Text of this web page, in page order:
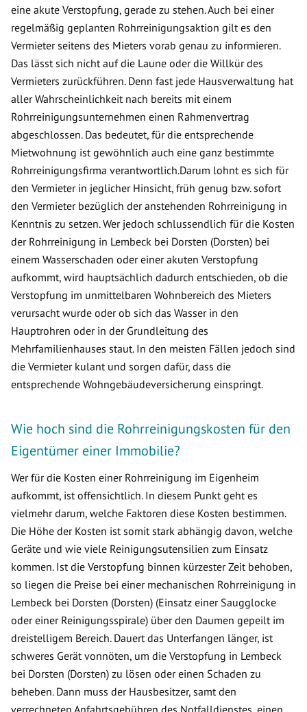
eine akute Verstopfung, gerade zu stehen. Auch bei einer
regelmäßig geplanten Rohrreinigungsaktion gilt es den
Vermieter seitens des Mieters vorab genau zu informieren.
Das lässt sich nicht auf die Laune oder die Willkür des
Vermieters zurückführen. Denn fast jede Hausverwaltung hat
aller Wahrscheinlichkeit nach bereits mit einem
Rohrreinigungsunternehmen einen Rahmenvertrag
abgeschlossen. Das bedeutet, für die entsprechende
Mietwohnung ist gewöhnlich auch eine ganz bestimmte
Rohrreinigungsfirma verantwortlich.Darum lohnt es sich für
den Vermieter in jeglicher Hinsicht, früh genug bzw. sofort
den Vermieter bezüglich der anstehenden Rohrreinigung in
Kenntnis zu setzen. Wer jedoch schlussendlich für die Kosten
der Rohrreinigung in Lembeck bei Dorsten (Dorsten) bei
einem Wasserschaden oder einer akuten Verstopfung
aufkommt, wird hauptsächlich dadurch entschieden, ob die
Verstopfung im unmittelbaren Wohnbereich des Mieters
verursacht wurde oder ob sich das Wasser in den
Hauptrohren oder in der Grundleitung des
Mehrfamilienhauses staut. In den meisten Fällen jedoch sind
die Vermieter kulant und sorgen dafür, dass die
entsprechende Wohngebäudeversicherung einspringt.
Wie hoch sind die Rohrreinigungskosten für den
Eigentümer einer Immobilie?
Wer für die Kosten einer Rohrreinigung im Eigenheim
aufkommt, ist offensichtlich. In diesem Punkt geht es
vielmehr darum, welche Faktoren diese Kosten bestimmen.
Die Höhe der Kosten ist somit stark abhängig davon, welche
Geräte und wie viele Reinigungsutensilien zum Einsatz
kommen. Ist die Verstopfung binnen kürzester Zeit behoben,
so liegen die Preise bei einer mechanischen Rohrreinigung in
Lembeck bei Dorsten (Dorsten) (Einsatz einer Saugglocke
oder einer Reinigungsspirale) über den Daumen gepeilt im
dreistelligem Bereich. Dauert das Unterfangen länger, ist
schweres Gerät vonnöten, um die Verstopfung in Lembeck
bei Dorsten (Dorsten) zu lösen oder einen Schaden zu
beheben. Dann muss der Hausbesitzer, samt den